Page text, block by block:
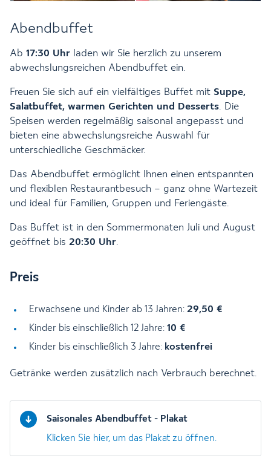
Abendbuffet
Ab 17:30 Uhr laden wir Sie herzlich zu unserem
abwechslungsreichen Abendbuffet ein.
Freuen Sie sich auf ein vielfältiges Buffet mit Suppe,
Salatbuffet, warmen Gerichten und Desserts. Die
Speisen werden regelmäßig saisonal angepasst und
bieten eine abwechslungsreiche Auswahl für
unterschiedliche Geschmäcker.
Das Abendbuffet ermöglicht Ihnen einen entspannten
und flexiblen Restaurantbesuch – ganz ohne Wartezeit
und ideal für Familien, Gruppen und Feriengäste.
Das Buffet ist in den Sommermonaten Juli und August
geöffnet bis 20:30 Uhr.
Preis
Erwachsene und Kinder ab 13 Jahren: 29,50 €
Kinder bis einschließlich 12 Jahre: 10 €
Kinder bis einschließlich 3 Jahre: kostenfrei
Getränke werden zusätzlich nach Verbrauch berechnet.
Saisonales Abendbuffet - Plakat
Klicken Sie hier, um das Plakat zu öffnen.